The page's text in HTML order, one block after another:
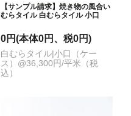
【サンプル請求】焼き物の風合い
むらタイル 白むらタイル 小口
0円(本体0円、税0円)
白むらタイル|小口（ケー
ス）@36,300円/平米（税
込）